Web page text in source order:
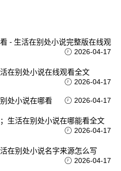
- 生活在别处小说完整版在线观
2026-04-17
在别处小说在线观看全文
2026-04-17
处小说在哪看 2026-04-17
生活在别处小说在哪能看全文
2026-04-17
在别处小说名字来源怎么写
2026-04-17